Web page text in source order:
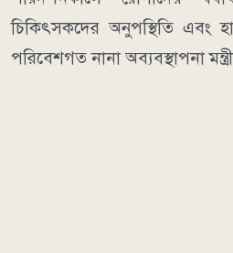
চিকিৎসকদের অনুপস্থিতি এবং
পরিবেশগত নানা অব্যবস্থাপনা